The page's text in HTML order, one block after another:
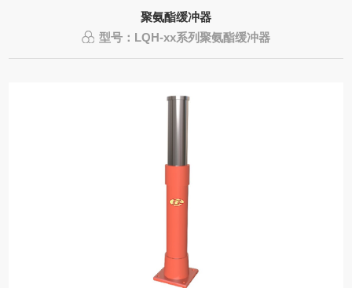
聚氨酯缓冲器
型号：LQH-xx系列聚氨酯缓冲器